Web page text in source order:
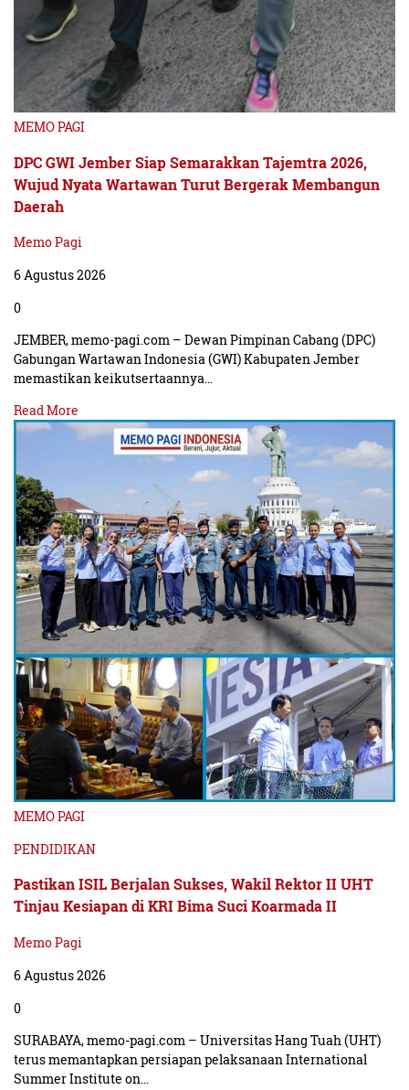
MEMO PAGI
DPC GWI Jember Siap Semarakkan Tajemtra 2026,
Wujud Nyata Wartawan Turut Bergerak Membangun
Daerah
Memo Pagi
6 Agustus 2026
0
JEMBER, memo-pagi.com – Dewan Pimpinan Cabang (DPC)
Gabungan Wartawan Indonesia (GWI) Kabupaten Jember
memastikan keikutsertaannya…
Read More
MEMO PAGI
PENDIDIKAN
Pastikan ISIL Berjalan Sukses, Wakil Rektor II UHT
Tinjau Kesiapan di KRI Bima Suci Koarmada II
Memo Pagi
6 Agustus 2026
0
SURABAYA, memo-pagi.com – Universitas Hang Tuah (UHT)
terus memantapkan persiapan pelaksanaan International
Summer Institute on…